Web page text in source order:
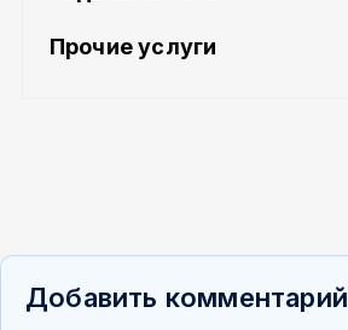
Прочие услуги
Добавить комментарий